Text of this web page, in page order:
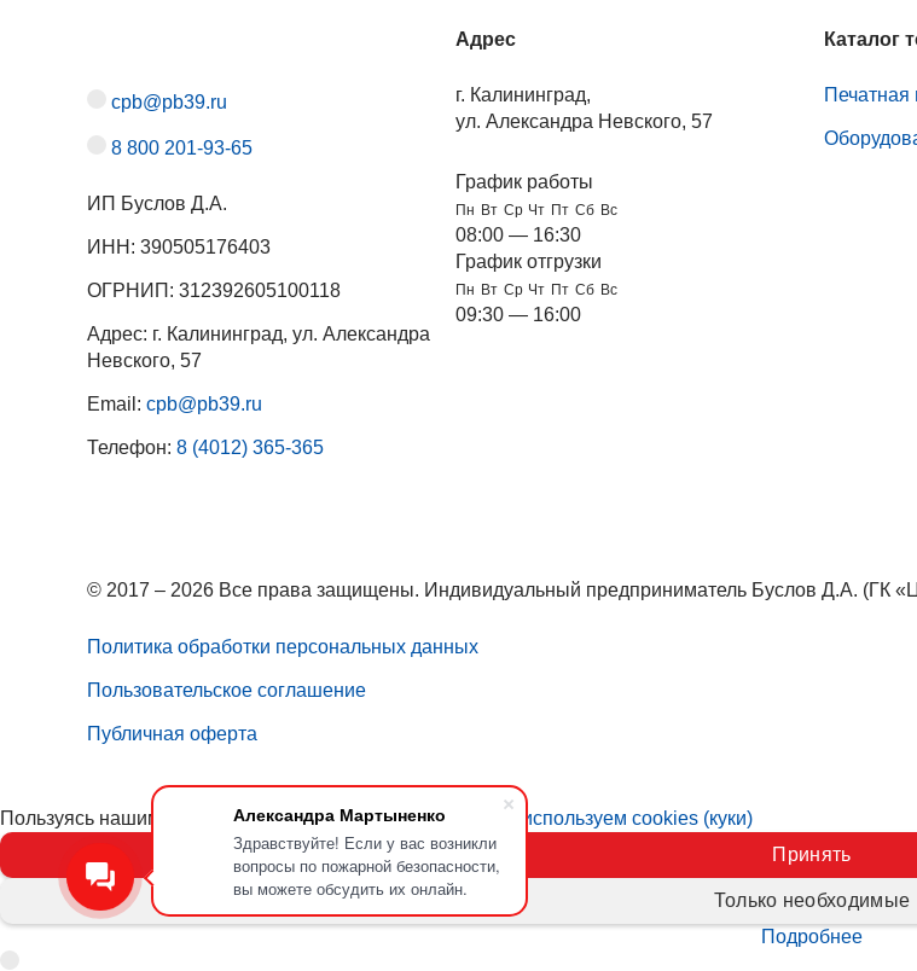
Александра Мартыненко
Здравствуйте! Если у вас возникли
вопросы по пожарной безопасности,
вы можете обсудить их онлайн.
cpb@pb39.ru
8 800 201-93-65
ИП Буслов Д.А.
ИНН: 390505176403
ОГРНИП: 312392605100118
Адрес: г. Калининград, ул. Александра
Невского, 57
Email: cpb@pb39.ru
Телефон: 8 (4012) 365-365
Адрес
г. Калининград,
ул. Александра Невского, 57
График работы
Пн Вт Ср Чт Пт Сб Вс
08:00 — 16:30
График отгрузки
Пн Вт Ср Чт Пт Сб Вс
09:30 — 16:00
Каталог
Печатная
© 2017 – 2026 Все права защищены. Индивидуальный предприниматель Буслов Д.А. (ГК
Политика обработки персональных данных
Пользовательское соглашение
Публичная оферта
Пользуясь нашим сайтом, вы соглашаетесь с тем, что
мы используем cookies (куки)
Принять
Только необходимые
Подробнее